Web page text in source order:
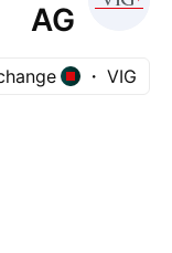
AG
VIG